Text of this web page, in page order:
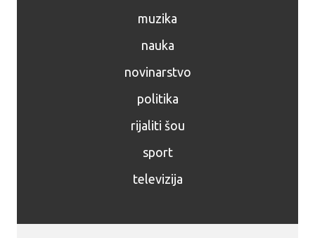
muzika
nauka
novinarstvo
politika
rijaliti šou
sport
televizija